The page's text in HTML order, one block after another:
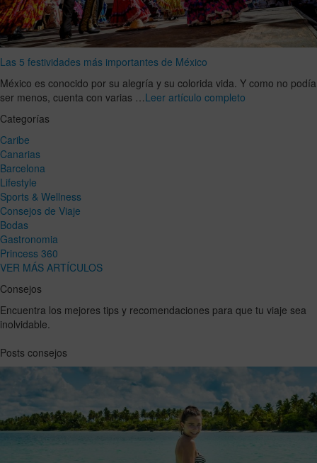
Las 5 festividades más importantes de México
México es conocido por su alegría y su colorida vida. Y como no podía
ser menos, cuenta con varias …Leer artículo completo
Categorías
Caribe
Canarias
Barcelona
Lifestyle
Sports & Wellness
Consejos de Viaje
Bodas
Gastronomia
Princess 360
VER MÁS ARTÍCULOS
Consejos
Encuentra los mejores tips y recomendaciones para que tu viaje sea
inolvidable.
Posts consejos